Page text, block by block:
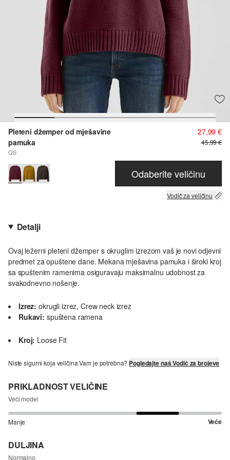
Pleteni džemper od mješavine
pamuka
QS
27,99 €
45,99 €
Odaberite veličinu
Vodič za veličinu
Detalji
Ovaj ležerni pleteni džemper s okruglim izrezom vaš je novi odjevni
predmet za opuštene dane. Mekana mješavina pamuka i široki kroj
sa spuštenim ramenima osiguravaju maksimalnu udobnost za
svakodnevno nošenje.
Izrez: okrugli izrez, Crew neck izrez
Rukavi: spuštena ramena
Kroj: Loose Fit
Niste sigurni koja veličina Vam je potrebna? Pogledajte naš Vodič za brojeve
PRIKLADNOST VELIČINE
Veći model
Manje Veće
DULJINA
Normalno